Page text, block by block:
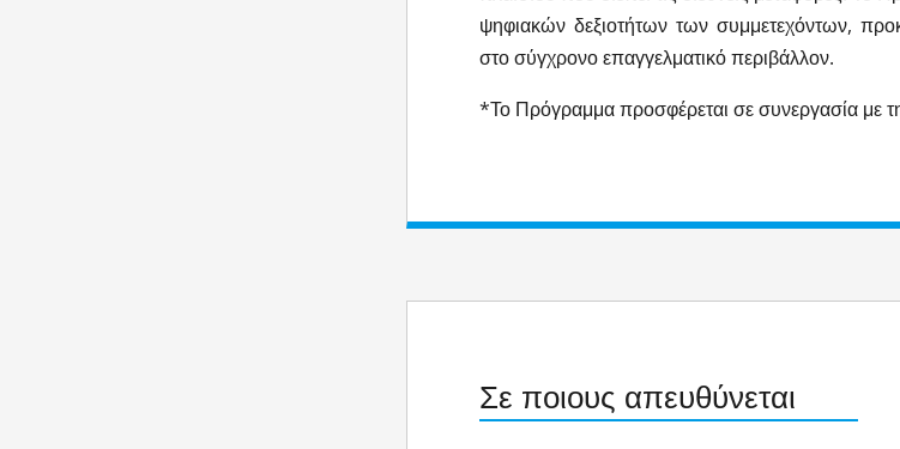
ψηφιακών δεξιοτήτων των συμμετεχόντων,
στο σύγχρονο επαγγελματικό περιβάλλον.
*Το Πρόγραμμα προσφέρεται σε συνεργασία με
Σε ποιους απευθύνεται